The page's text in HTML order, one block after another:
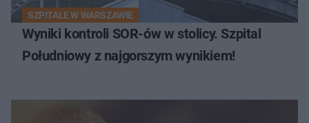
SZPITALE W WARSZAWIE
Wyniki kontroli SOR-ów w stolicy. Szpital
Południowy z najgorszym wynikiem!